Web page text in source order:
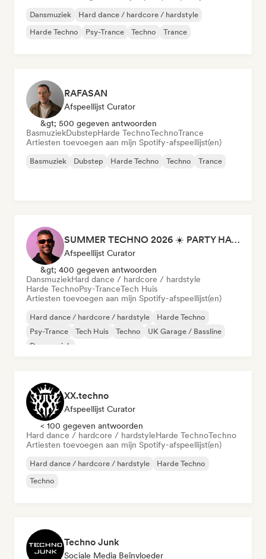
Dansmuziek
Hard dance / hardcore / hardstyle
Harde Techno
Psy-Trance Techno Trance
RAFASAN
Afspeellijst Curator
&gt; 500 gegeven antwoorden
BasmuziekDubstepHarde TechnoTechnoTrance
Artiesten toevoegen aan mijn Spotify-afspeellijst(en)
Basmuziek Dubstep Harde Techno Techno Trance
SUMMER TECHNO 2026 ☀️ PARTY HARD by Sebastian Bronk
Afspeellijst Curator
&gt; 400 gegeven antwoorden
DansmuziekHard dance / hardcore / hardstyle
Harde TechnoPsy-TranceTech Huis
Artiesten toevoegen aan mijn Spotify-afspeellijst(en)
Hard dance / hardcore / hardstyle
Harde Techno
Psy-Trance
Tech Huis Techno
UK Garage / Bassline
Dansmuziek
XX.techno
Afspeellijst Curator
< 100 gegeven antwoorden
Hard dance / hardcore / hardstyleHarde TechnoTechno
Artiesten toevoegen aan mijn Spotify-afspeellijst(en)
Hard dance / hardcore / hardstyle
Harde Techno
Techno
Techno Junk
Sociale Media Beïnvloeder